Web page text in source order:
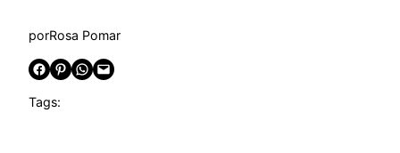
porRosa Pomar
Share on Facebook Share on Pinterest Share on WhatsApp Email this Page
Tags: